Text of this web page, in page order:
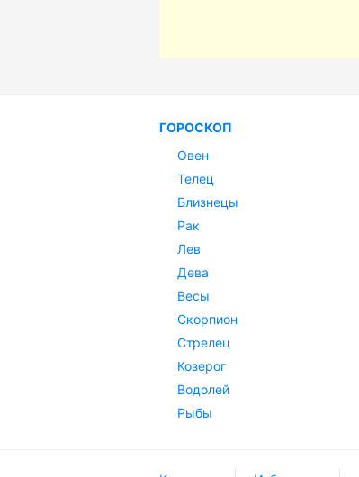
ГОРОСКОП
Овен
Телец
Близнецы
Рак
Лев
Дева
Весы
Скорпион
Стрелец
Козерог
Водолей
Рыбы